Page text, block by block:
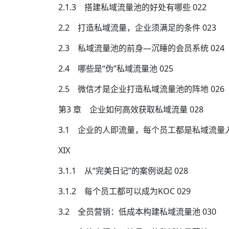
2.1.3 搭建私域流量池的好处有哪些 022
2.2 打造私域流量，企业须满足的条件 023
2.3 私域流量池的前身—沉睡的会员系统 024
2.4 哪些是“伪”私域流量池 025
2.5 微信才是企业打造私域流量池的阵地 026
第3 章 企业如何高效获取私域流量 028
3.1 企业的人即流量，每个员工都是私域流量
XIX
3.1.1 从“完美日记”的案例说起 028
3.1.2 每个员工都可以成为KOC 029
3.2 全员营销：低成本构建私域流量池 030